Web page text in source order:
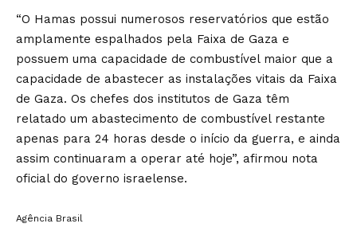
“O Hamas possui numerosos reservatórios que estão
amplamente espalhados pela Faixa de Gaza e
possuem uma capacidade de combustível maior que a
capacidade de abastecer as instalações vitais da Faixa
de Gaza. Os chefes dos institutos de Gaza têm
relatado um abastecimento de combustível restante
apenas para 24 horas desde o início da guerra, e ainda
assim continuaram a operar até hoje”, afirmou nota
oficial do governo israelense.
Agência Brasil